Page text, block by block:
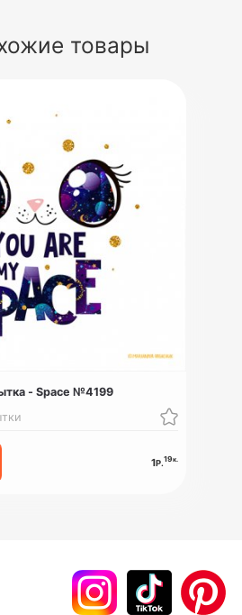
товары
- Space №4199
1Р.19к.